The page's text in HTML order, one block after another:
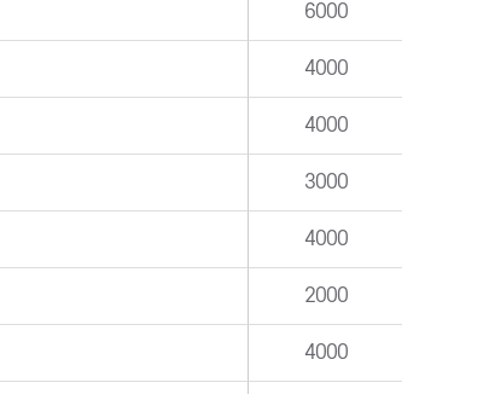
6000
4000
4000
3000
4000
2000
4000